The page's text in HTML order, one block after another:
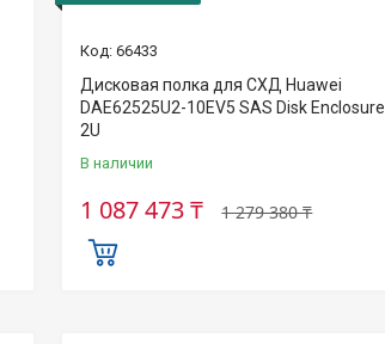
66433
Дисковая полка для СХД Huawei
DAE62525U2-10EV5 SAS Disk Enclosure
2U
В наличии
1 279 380 ₸
1 087 473 ₸